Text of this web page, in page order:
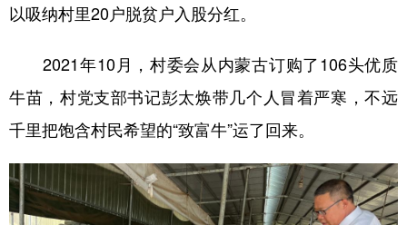
广东 广西 海南
四川 贵州 云南 西藏
陕西 甘肃 青海 宁夏
新疆 内蒙古 黑龙江
多语种频道
以吸纳村里20户脱贫户入股分红。
2021年10月，村委会从内蒙古订购了106头优质
牛苗，村党支部书记彭太焕带几个人冒着严寒，不远
千里把饱含村民希望的“致富牛”运了回来。